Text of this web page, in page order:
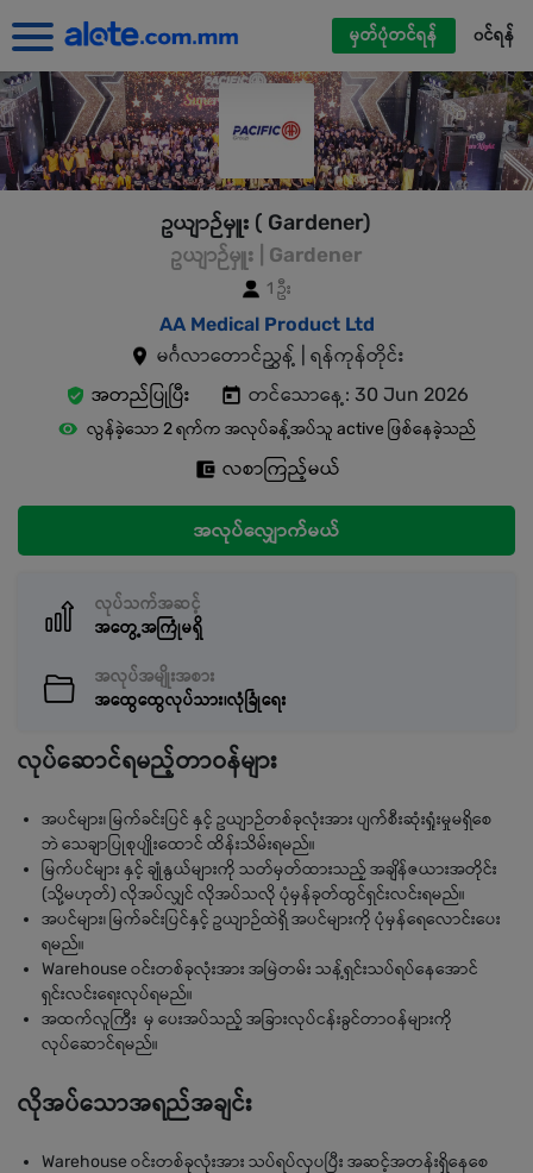
မှတ်ပုံတင်ရန် ၀င်ရန်
ဥယျာဉ်မှူး ( Gardener)
ဥယျာဉ်မှူး | Gardener
1 ဦး
AA Medical Product Ltd
မင်္ဂလာတောင်ညွှန့် | ရန်ကုန်တိုင်း
အတည်ပြုပြီး
တင်သောနေ့: 30 Jun 2026
လွန်ခဲ့သော 2 ရက်က အလုပ်ခန့်အပ်သူ active ဖြစ်နေခဲ့သည်
လစာကြည့်မယ်
အလုပ်လျှောက်မယ်
လုပ်သက်အဆင့်
အတွေ့အကြုံမရှိ
အလုပ်အမျိုးအစား
အထွေထွေလုပ်သား၊လုံခြုံရေး
လုပ်ဆောင်ရမည့်တာဝန်များ
အပင်များ၊ မြက်ခင်းပြင် နှင့် ဥယျာဉ်တစ်ခုလုံးအား ပျက်စီးဆုံးရှုံးမှုမရှိစေ
ဘဲ သေချာပြုစုပျိုးထောင် ထိန်းသိမ်းရမည်။
မြက်ပင်များ နှင့် ချုံနွယ်များကို သတ်မှတ်ထားသည့် အချိန်ဇယားအတိုင်း
(သို့မဟုတ်) လိုအပ်လျှင် လိုအပ်သလို ပုံမှန်ခုတ်ထွင်ရှင်းလင်းရမည်။
အပင်များ၊ မြက်ခင်းပြင်နှင့် ဥယျာဉ်ထဲရှိ အပင်များကို ပုံမှန်ရေလောင်းပေး
ရမည်။
Warehouse ဝင်းတစ်ခုလုံးအား အမြဲတမ်း သန့်ရှင်းသပ်ရပ်နေအောင်
ရှင်းလင်းရေးလုပ်ရမည်။
အထက်လူကြီး မှ ပေးအပ်သည့် အခြားလုပ်ငန်းခွင်တာဝန်များကို
လုပ်ဆောင်ရမည်။
လိုအပ်သောအရည်အချင်း
Warehouse ဝင်းတစ်ခုလုံးအား သပ်ရပ်လှပပြီး အဆင့်အတန်းရှိနေစေ